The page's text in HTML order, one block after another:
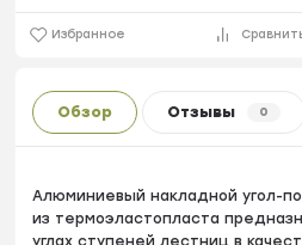
Избранное
Обзор Отзывы 0
Алюминиевый накладной угол-
из термоэластопласта
углах ступеней лестниц в